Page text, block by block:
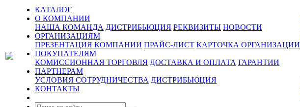
КАТАЛОГ
О КОМПАНИИ
НАША КОМАНДА ДИСТРИБЬЮЦИЯ РЕКВИЗИТЫ НОВОСТИ
ОРГАНИЗАЦИЯМ
ПРЕЗЕНТАЦИЯ КОМПАНИИ ПРАЙС-ЛИСТ КАРТОЧКА ОРГАНИЗАЦИИ
ПОКУПАТЕЛЯМ
КОМИССИОННАЯ ТОРГОВЛЯ ДОСТАВКА И ОПЛАТА ГАРАНТИИ
ПАРТНЕРАМ
УСЛОВИЯ СОТРУДНИЧЕСТВА ДИСТРИБЬЮЦИЯ
КОНТАКТЫ